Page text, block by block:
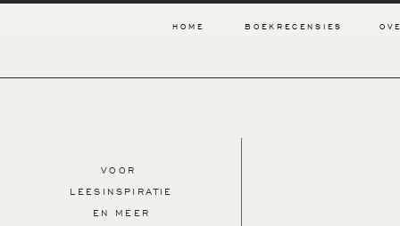
BOEKRECENSIES
HOME
VOOR
LEESINSPIRATIE
EN MEER